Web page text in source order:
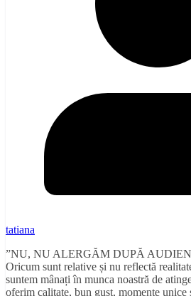
tatiana
”NU, NU ALERGĂM DUPĂ
Oricum sunt relative și nu reflectă
suntem mânați în munca noastră de
oferim calitate, bun gust, momente unice